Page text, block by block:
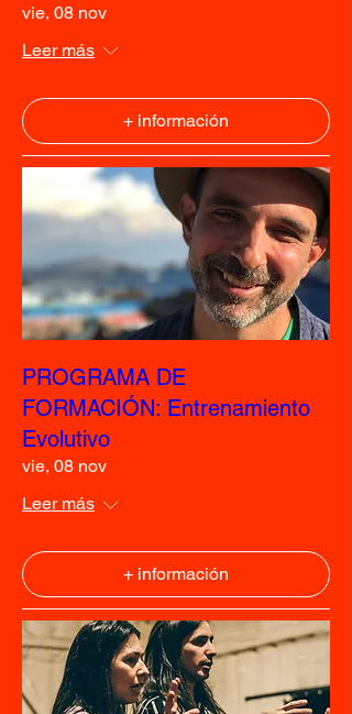
vie, 08 nov
Leer más
+ información
PROGRAMA DE
FORMACIÓN: Entrenamiento
Evolutivo
vie, 08 nov
Leer más
+ información